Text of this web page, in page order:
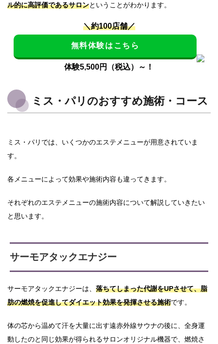
ル的に高評価であるサロンということがわかります。
＼約100店舗／
無料体験はこちら
体験5,500円（税込）～！
ミス・パリのおすすめ施術・コース
ミス・パリでは、いくつかのエステメニューが用意されていま
す。
各メニューによって効果や施術内容も違ってきます。
それぞれのエステメニューの施術内容について解説していきたい
と思います。
サーモアタックエナジー
サーモアタックエナジーは、 落ちてしまった代謝をUPさせて、脂
肪の燃焼を促進してダイエット効果を発揮させる施術です。
体の芯から温めて汗を大量に出す遠赤外線サウナの後に、全身運
動したのと同じ効果が得られるサロンオリジナル機器で、燃焼さ